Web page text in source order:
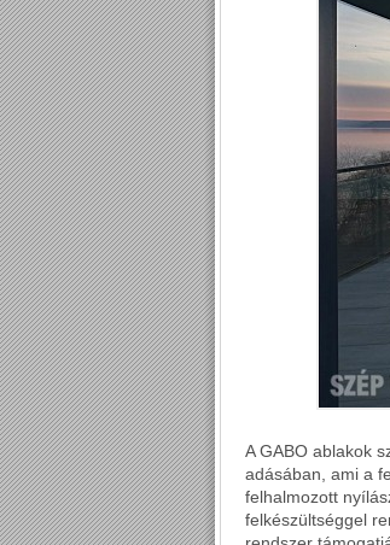
A GABO ablakok
adásában, ami a
felhalmozott
felkészültséggel